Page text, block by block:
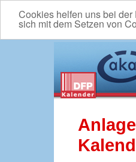
Cookies helfen uns bei
sich mit dem Setzen von